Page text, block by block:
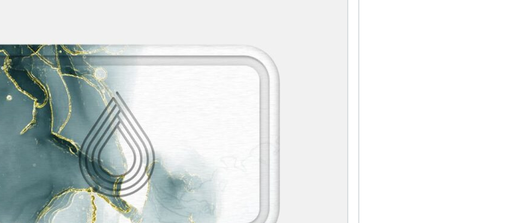
des soins du corps. Les organisateurs en diatomite maximisent l’espace disponible et gardent vos
rendant votre routine plus agréable.
Les accessoires en diatomite absorbent l’humidité excédentaire, réduisant les risques de moisissure. Par
pour vos soins.
du corps. Chaque produit est conçu pour offrir un excellent mélange de style et de durabilité. Profitez
innovantes.